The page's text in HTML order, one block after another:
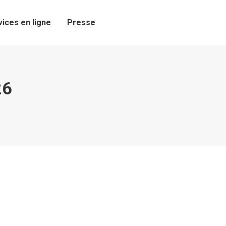
en ligne Presse